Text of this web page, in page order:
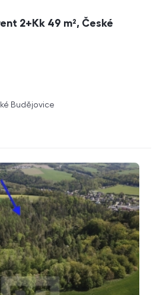
2+Kk 49 m², České
Budějovice